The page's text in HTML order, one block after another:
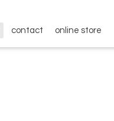
contact online store